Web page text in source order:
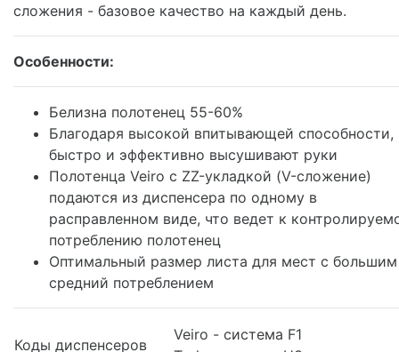
сложения - базовое качество на каждый день.
Особенности:
Белизна полотенец 55-60%
Благодаря высокой впитывающей способности,
быстро и эффективно высушивают руки
Полотенца Veiro с ZZ-укладкой (V-сложение)
подаются из диспенсера по одному в
расправленном виде, что ведет к
потреблению полотенец
Оптимальный размер листа для мест с
средний потреблением
Коды диспенсеров
Veiro - система F1